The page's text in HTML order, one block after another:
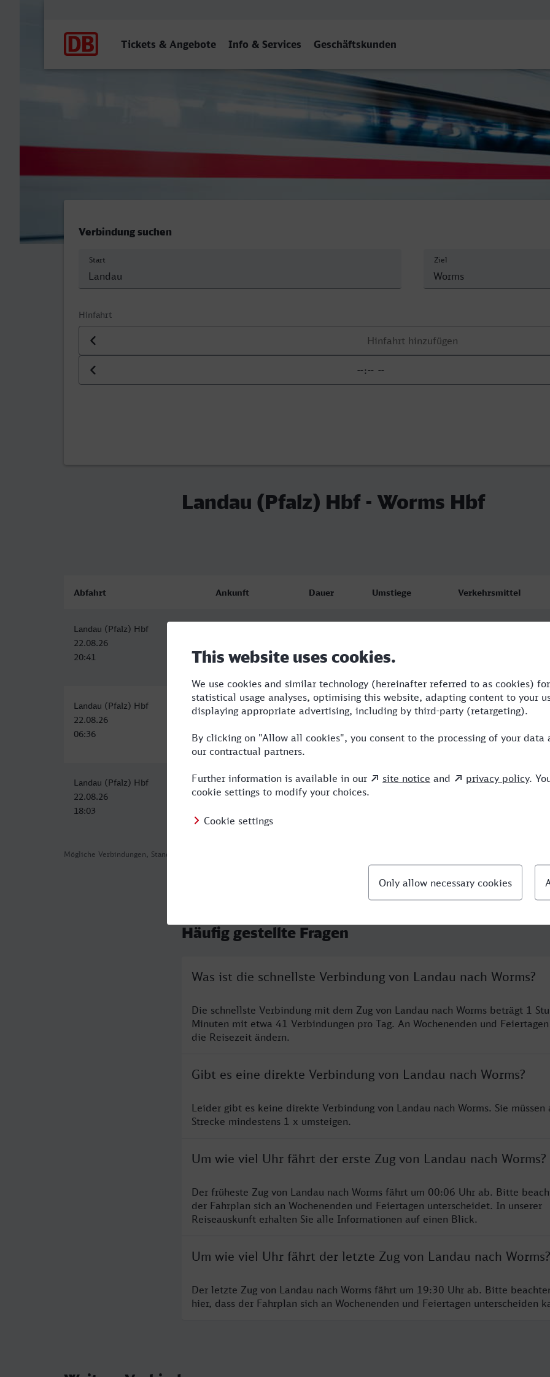
Tickets & Angebote Info & Services Geschäftskunden
Landau (Pfalz) Hbf - Worms Hbf
Verbindung suchen
Start Ziel
Hinfahrt
Datum der Hinfahrt
Uhrzeit der Hinfahrt
Landau (Pfalz) Hbf - Worms Hbf
Mögliche Verbindungen, Stand: 2026-08-08 05:32
Abfahrt Ankunft Dauer Umstiege Verkehrsmittel
Landau (Pfalz) Hbf
22.08.26
20:41
21:47
Landau (Pfalz) Hbf
22.08.26
06:36
Worms Hbf
22.08.26
08:16
1:40 RB,RE
Landau (Pfalz) Hbf
22.08.26
18:03
Worms Hbf
22.08.26
2:06 3 RB
Häufig gestellte Fragen
Was ist die schnellste Verbindung von Landau nach Worms?
Die schnellste Verbindung mit dem Zug von Landau nach Worms beträgt 1
Minuten mit etwa 41 Verbindungen pro Tag. An Wochenenden und
die Reisezeit ändern.
Gibt es eine direkte Verbindung von Landau nach Worms?
Leider gibt es keine direkte Verbindung von Landau nach Worms. Sie müssen
Strecke mindestens 1 x umsteigen.
Um wie viel Uhr fährt der erste Zug von Landau nach Worms?
Der früheste Zug von Landau nach Worms fährt um 00:06 Uhr ab. Bitte
der Fahrplan sich an Wochenenden und Feiertagen unterscheidet. In unserer
Reiseauskunft erhalten Sie alle Informationen auf einen Blick.
Um wie viel Uhr fährt der letzte Zug von Landau nach Worms?
Der letzte Zug von Landau nach Worms fährt um 19:30 Uhr ab. Bitte
hier, dass der Fahrplan sich an Wochenenden und Feiertagen unterscheiden